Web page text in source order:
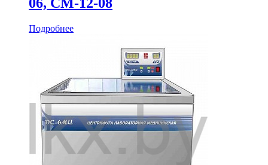
06, СМ-12-08
Подробнее